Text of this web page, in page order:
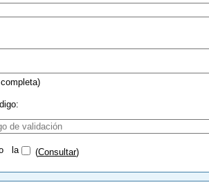
la
(Consultar)